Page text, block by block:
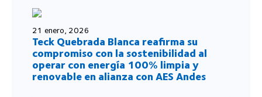
21 enero, 2026
Teck Quebrada Blanca reafirma su
compromiso con la sostenibilidad al
operar con energía 100% limpia y
renovable en alianza con AES Andes